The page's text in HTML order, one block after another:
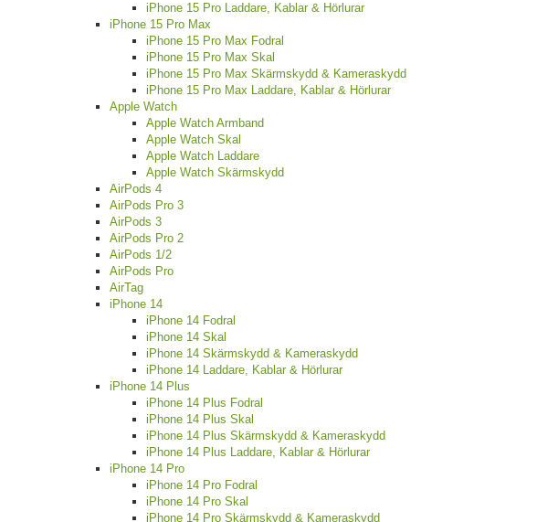
iPhone 15 Pro Laddare, Kablar & Hörlurar
iPhone 15 Pro Max
iPhone 15 Pro Max Fodral
iPhone 15 Pro Max Skal
iPhone 15 Pro Max Skärmskydd & Kameraskydd
iPhone 15 Pro Max Laddare, Kablar & Hörlurar
Apple Watch
Apple Watch Armband
Apple Watch Skal
Apple Watch Laddare
Apple Watch Skärmskydd
AirPods 4
AirPods Pro 3
AirPods 3
AirPods Pro 2
AirPods 1/2
AirPods Pro
AirTag
iPhone 14
iPhone 14 Fodral
iPhone 14 Skal
iPhone 14 Skärmskydd & Kameraskydd
iPhone 14 Laddare, Kablar & Hörlurar
iPhone 14 Plus
iPhone 14 Plus Fodral
iPhone 14 Plus Skal
iPhone 14 Plus Skärmskydd & Kameraskydd
iPhone 14 Plus Laddare, Kablar & Hörlurar
iPhone 14 Pro
iPhone 14 Pro Fodral
iPhone 14 Pro Skal
iPhone 14 Pro Skärmskydd & Kameraskydd